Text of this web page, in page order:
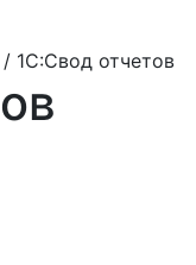
/ 1С:Свод отчетов